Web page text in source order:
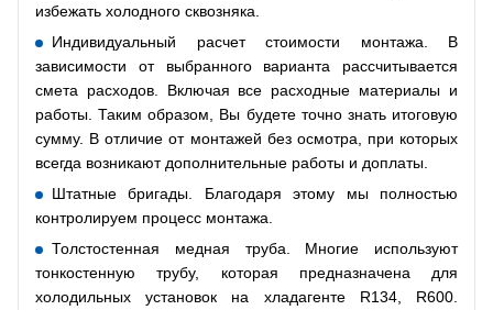
избежать холодного сквозняка.
Индивидуальный расчет стоимости монтажа. В
зависимости от выбранного варианта рассчитывается
смета расходов. Включая все расходные материалы и
работы. Таким образом, Вы будете точно знать итоговую
сумму. В отличие от монтажей без осмотра, при которых
всегда возникают дополнительные работы и доплаты.
Штатные бригады. Благодаря этому мы полностью
контролируем процесс монтажа.
Толстостенная медная труба. Многие используют
тонкостенную трубу, которая предназначена для
холодильных установок на хладагенте R134, R600.